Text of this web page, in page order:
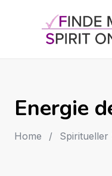
Energie
Home / Spiritueller